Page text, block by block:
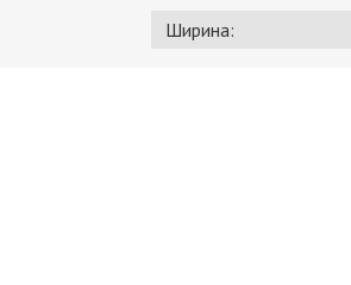
Ширина: